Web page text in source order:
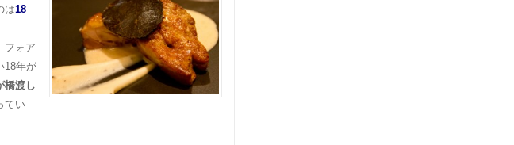
は18
フォア
18年が
橋渡し
てい